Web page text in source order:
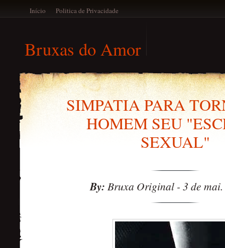
Início Politica de Privacidade
Bruxas do Amor
SIMPATIA PARA
HOMEM SEU
SEXUAL"
By: Bruxa Original - 3 de